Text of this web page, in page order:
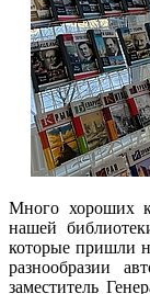
Много хороших
нашей
которые пришли
разнообразии
заместитель